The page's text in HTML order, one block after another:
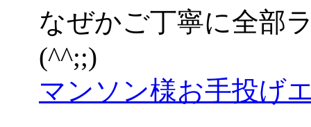
なぜかご丁寧に全部
(^^;;)
マンソン様お手投げ